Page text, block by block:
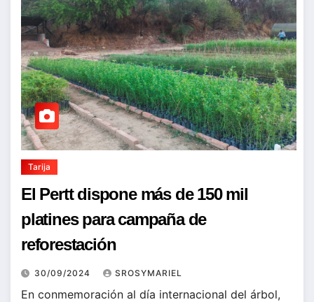
Tarija
El Pertt dispone más de 150 mil
platines para campaña de
reforestación
30/09/2024 SROSYMARIEL
En conmemoración al día internacional del árbol,